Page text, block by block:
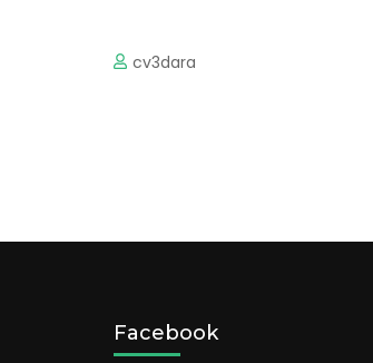
cv3dara
Facebook